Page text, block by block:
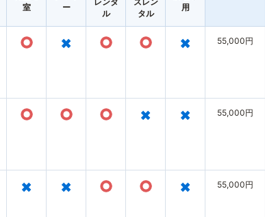
室
ー
ル
タル
用
○ × ○ ○ × 55,000円
○ ○ ○ × × 55,000円
× × ○ ○ × 55,000円